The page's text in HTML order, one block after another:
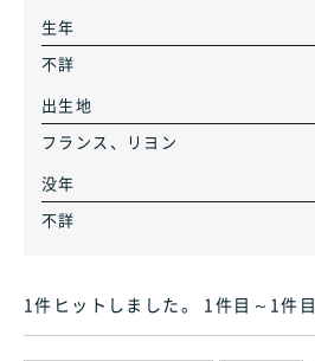
生年
不詳
出生地
フランス、リヨン
没年
不詳
1件ヒット しました。 1件目～1件目